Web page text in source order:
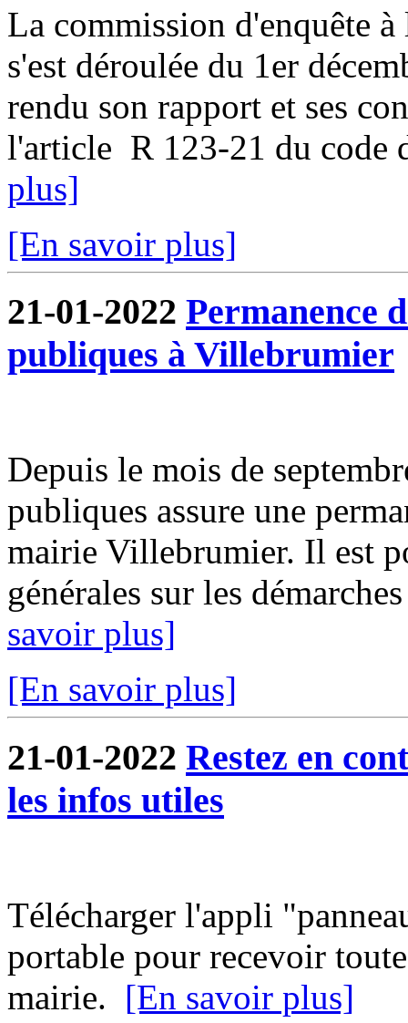
La commission d'enquête
s'est déroulée du 1er
rendu son rapport et ses
l'article R 123-21 du code
plus]
[En savoir plus]
21-01-2022 Permanence
publiques à Villebrumier
Depuis le mois de
publiques assure une
mairie Villebrumier. Il est
générales sur les
savoir plus]
[En savoir plus]
21-01-2022 Restez en
les infos utiles
Télécharger l'appli
portable pour recevoir
mairie. [En savoir plus]